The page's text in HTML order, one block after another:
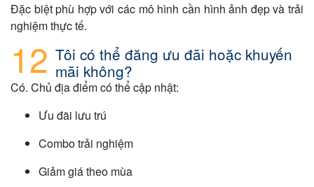
Đặc biệt phù hợp với các mô hình cần hình ảnh đẹp và trải
nghiệm thực tế.
Tôi có thể đăng ưu đãi hoặc khuyến
mãi không?
Có. Chủ địa điểm có thể cập nhật:
Ưu đãi lưu trú
Combo trải nghiệm
Giảm giá theo mùa